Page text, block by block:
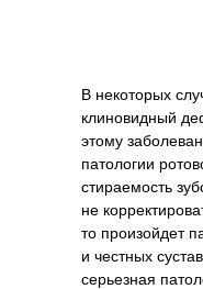
В некоторых
клиновидный
этому
патологии
стираемость
не
то произойдет
и честных
серьезная
Просп. Королёва, 63,
Санкт-Петербург,
Информация
для
Режим работы: ПН-